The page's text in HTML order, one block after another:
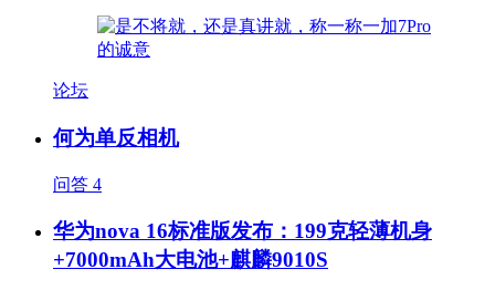
论坛
何为单反相机
问答 4
华为nova 16标准版发布：199克轻薄机身
+7000mAh大电池+麒麟9010S